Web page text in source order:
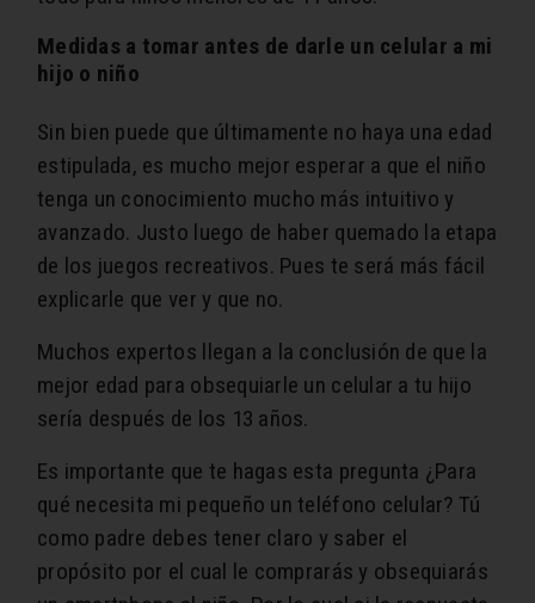
Medidas a tomar antes de darle un celular a mi
hijo o niño
Sin bien puede que últimamente no haya una edad
estipulada, es mucho mejor esperar a que el niño
tenga un conocimiento mucho más intuitivo y
avanzado. Justo luego de haber quemado la etapa
de los juegos recreativos. Pues te será más fácil
explicarle que ver y que no.
Muchos expertos llegan a la conclusión de que la
mejor edad para obsequiarle un celular a tu hijo
sería después de los 13 años.
Es importante que te hagas esta pregunta ¿Para
qué necesita mi pequeño un teléfono celular? Tú
como padre debes tener claro y saber el
propósito por el cual le comprarás y obsequiarás